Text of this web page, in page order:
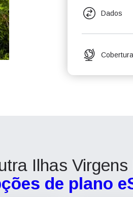
Dados
Cobertura
Ilhas
de plano